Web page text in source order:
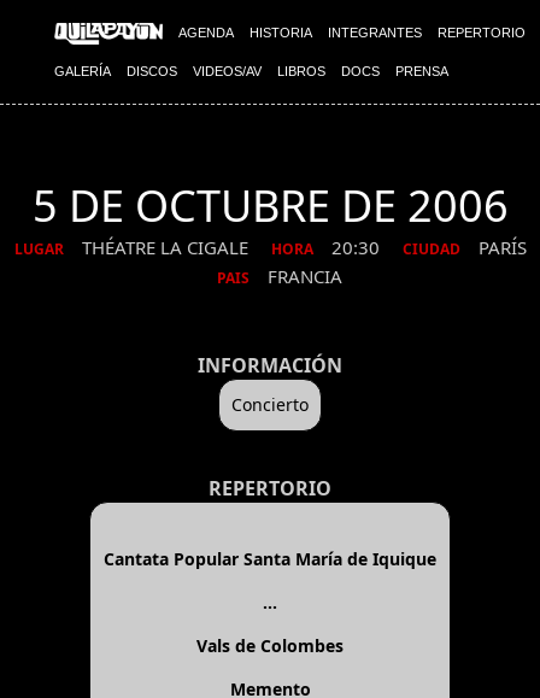
AGENDA HISTORIA INTEGRANTES REPERTORIO
GALERÍA DISCOS VIDEOS/AV LIBROS DOCS PRENSA
5 DE OCTUBRE DE 2006
LUGAR THÉATRE LA CIGALE HORA 20:30 CIUDAD PARÍS
PAIS FRANCIA
INFORMACIÓN
Concierto
REPERTORIO
Cantata Popular Santa María de Iquique
...
Vals de Colombes
Memento